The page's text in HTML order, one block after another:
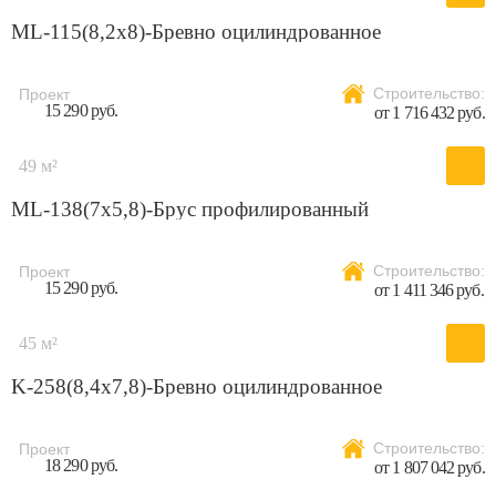
ML-115(8,2х8)-Бревно оцилиндрованное
Проект
15 290 руб.
Строительство:
от 1 716 432 руб.
49 м²
ML-138(7х5,8)-Брус профилированный
Проект
15 290 руб.
Строительство:
от 1 411 346 руб.
45 м²
K-258(8,4x7,8)-Бревно оцилиндрованное
Проект
18 290 руб.
Строительство:
от 1 807 042 руб.